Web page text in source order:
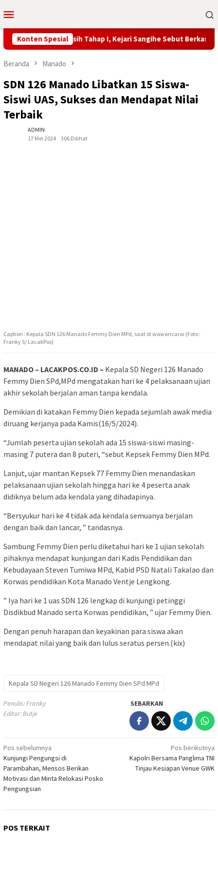
ke
Mobile
Konten Spesial
Tahuna Masih Tahap I, Kejari Sangihe Sebut Berkas Belum
Beranda Manado
SDN 126 Manado Libatkan 15 Siswa-
Siswi UAS, Sukses dan Mendapat Nilai
Terbaik
ADMIN
17 Mei 2024
306 Dilihat
Caption : Kepala SDN 126 Manado Femmy Dien MPd, saat di wawancarai (Foto :
Franky S/ LacakPos)
MANADO – LACAKPOS.CO.ID – Kepala SD Negeri 126 Manado
Femmy Dien SPd,MPd mengatakan hari ke 4 pelaksanaan ujian
akhir sekolah berjalan aman tanpa kendala.
Demikian di katakan Femmy Dien kepada sejumlah awak media
diruang kerjanya pada Kamis(16/5/2024).
“Jumlah peserta ujian sekolah ada 15 siswa-siswi masing-
masing 7 putera dan 8 puteri, “sebut Kepsek Femmy Dien MPd.
Lanjut, ujar mantan Kepsek 77 Femmy Dien menandaskan
pelaksanaan ujian sekolah hingga hari ke 4 peserta anak
didiknya belum ada kendala yang dihadapinya.
“Bersyukur hari ke 4 tidak ada kendala semuanya berjalan
dengan baik dan lancar, ” tandasnya.
Sambung Femmy Dien perlu diketahui hari ke 1 ujian sekolah
pihaknya mendapat kunjungan dari Kadis Pendidikan dan
Kebudayaan Steven Tumiwa MPd, Kabid PSD Natali Takalao dan
Korwas pendidikan Kota Manado Ventje Lengkong.
” Iya hari ke 1 uas SDN 126 lengkap di kunjungi petinggi
Disdikbud Manado serta Korwas pendidikan, ” ujar Femmy Dien.
Dengan penuh harapan dan keyakinan para siswa akan
mendapat nilai yang baik dan lulus seratus persen.(kix)
Kepala SD Negeri 126 Manado Femmy Dien SPd.MPd
Penulis: Franky
Editor: Butje
SEBARKAN
Navigasi
pos
Pos sebelumnya
Kunjungi Pengungsi di
Parambahan, Mensos Berikan
Motivasi dan Minta Relokasi Posko
Pengungsian
Pos berikutnya
Kapolri Bersama Panglima TNI
Tinjau Kesiapan Venue GWK
POS TERKAIT